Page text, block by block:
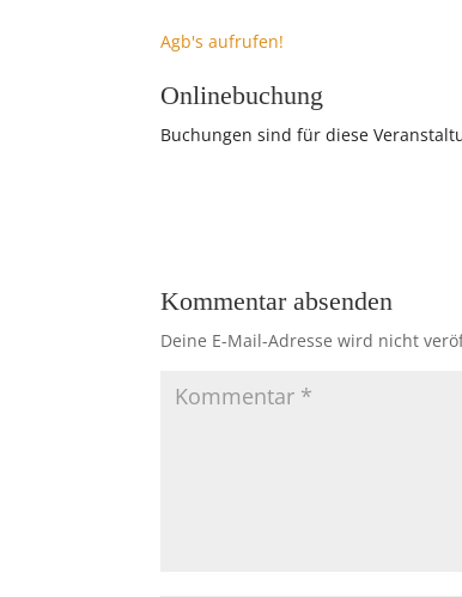
Agb's aufrufen!
Onlinebuchung
Buchungen sind für diese
Kommentar absenden
Deine E-Mail-Adresse wird nicht